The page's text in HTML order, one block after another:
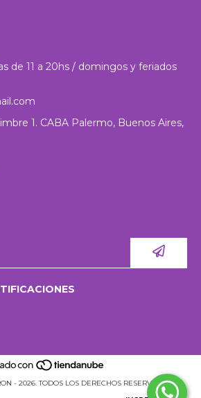
de 11 a 20hs / domingos y feriados
1. CABA Palermo, Buenos Aires,
- 2026. TODOS LOS DERECHOS RESERVADOS.